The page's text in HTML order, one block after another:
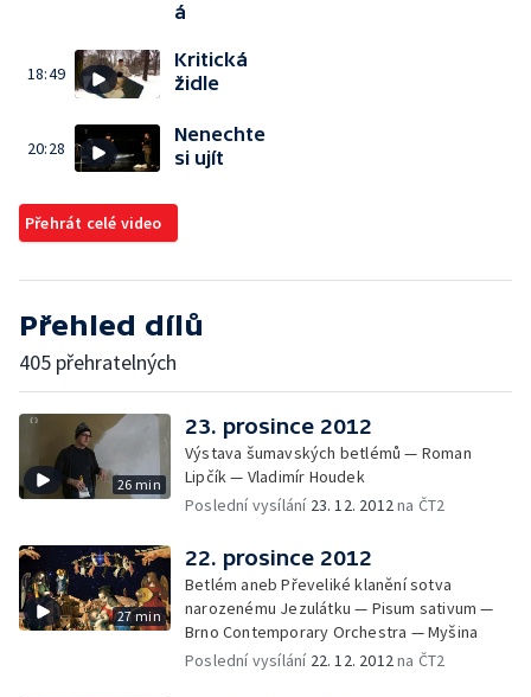
á
18:49
Kritická
židle
20:28
Nenechte
si ujít
Přehrát celé video
Přehled dílů
405 přehratelných
26 min
23. prosince 2012
Výstava šumavských betlémů — Roman
Lipčík — Vladimír Houdek
Poslední vysílání 23. 12. 2012na ČT2
27 min
22. prosince 2012
Betlém aneb Převeliké klanění sotva
narozenému Jezulátku — Pisum sativum —
Brno Contemporary Orchestra — Myšina
Poslední vysílání 22. 12. 2012na ČT2